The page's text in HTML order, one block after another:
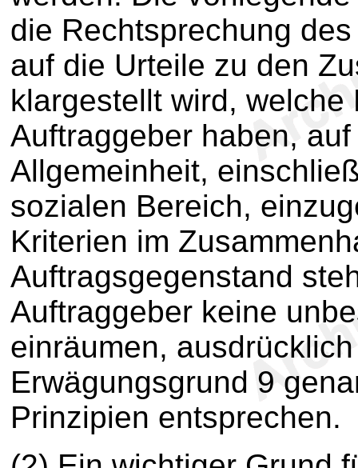
die Rechtsprechung
auf die Urteile zu den
klargestellt wird, welche
Auftraggeber haben,
Allgemeinheit,
sozialen Bereich,
Kriterien im
Auftragsgegenstand
Auftraggeber keine
einräumen,
Erwägungsgrund 9
Prinzipien entsprechen.